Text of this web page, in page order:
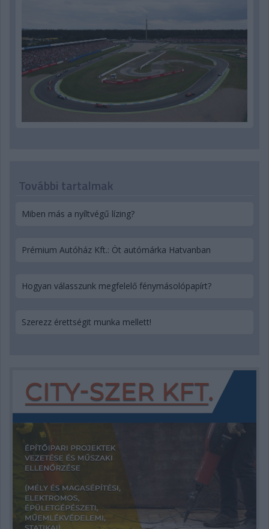
További tartalmak
Miben más a nyíltvégű lízing?
Prémium Autóház Kft.: Öt autómárka Hatvanban
Hogyan válasszunk megfelelő fénymásolópapírt?
Szerezz érettségit munka mellett!